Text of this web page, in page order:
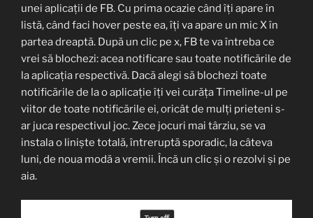
unei aplicații de FB. Cu prima ocazie când îți apare în
listă, când faci hover peste ea, îți va apare un mic X în
partea dreaptă. După un clic pe x, FB te va întreba ce
vrei să blochezi: acea notificare sau toate notificările de
la aplicația respectivă. Dacă alegi să blochezi toate
notificările de la o aplicație îți vei curăța Timeline-ul pe
viitor de toate notificările ei, oricât de mulți prieteni s-
ar juca respectivul joc. Zece jocuri mai târziu, se va
instala o liniște totală, întreruptă sporadic, la câteva
luni, de noua modă a vremii. Încă un clic și o rezolvi și pe
aia.